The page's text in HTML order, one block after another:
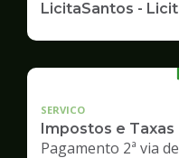
LicitaSantos -
SERVICO
Impostos e Taxas
Pagamento 2ª via